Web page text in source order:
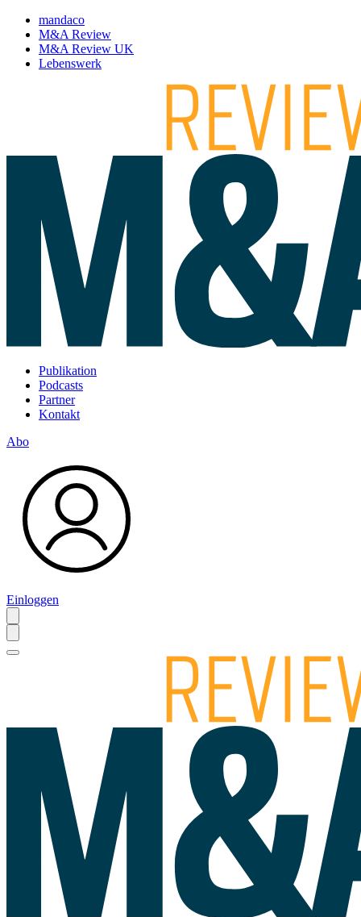
mandaco
M&A Review
M&A Review UK
Lebenswerk
Publikation
Podcasts
Partner
Kontakt
Abo
Einloggen